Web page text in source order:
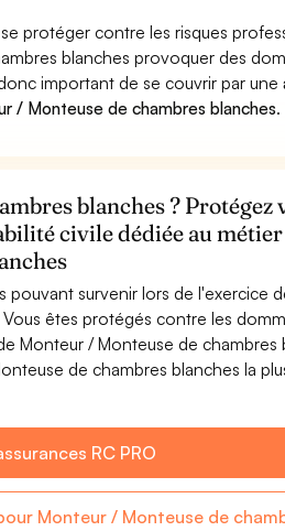
protéger contre les risques
blanches provoquer des
important de se couvrir par une
/ Monteuse de chambres blanches.
blanches ? Protégez
civile dédiée au
survenir lors de l'exercice
êtes protégés contre les
Monteur / Monteuse de chambres
de chambres blanches la
RC PRO
Monteur / Monteuse de